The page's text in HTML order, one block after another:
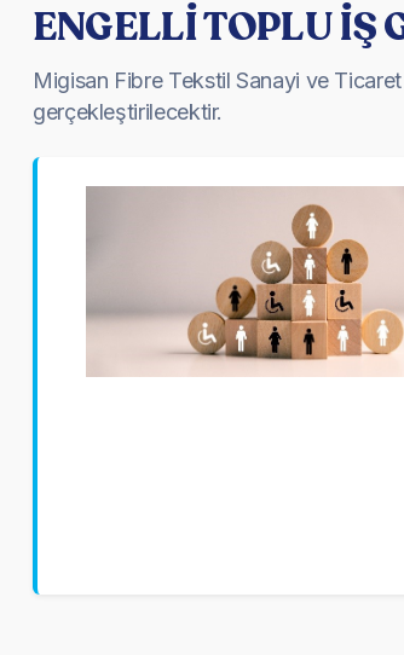
ENGELLİ TOPLU İŞ
Migisan Fibre Tekstil Sanayi ve
gerçekleştirilecektir.